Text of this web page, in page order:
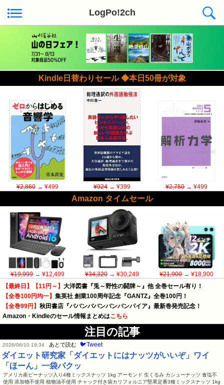
LogPo!2ch
Kindle日替わりセール ◆本日50冊が対象
¥2,860→ ¥499 ¥924→ ¥399 ¥2,750→ ¥499
Amazon タイムセール
¥19,999→ ¥12,499 ¥34,320→ ¥30,249 ¥21,900→ ¥18,900
【最終日】【11円～】 大洋図書『兎～野性の闘牌～』他 全巻セール有り！
【全巻100円均一】 集英社 創業100周年記念『GANTZ』全巻100円！
【全巻99円】 秋田書店『ババンババンバンバンパイア』最新巻発売記念！
Amazon・Kindleのセール情報まとめはこちら
注目の記事
2026/06/10 19:34 あとで読む 🐦Tweet
ダイエット研究家「ダイエットにはナッツがいいぞ」ワイ
「ほーん」一袋パクッ
アメリカ産ピーナッツ入り4種ミックスナッツ 1kg アーモンド 生くるみ カシューナッツ 食塩不
使用 添加物不使用 植物油不使用 チャック付き袋カリフォルニア堅果定番3種ミックスナッツ 1kg